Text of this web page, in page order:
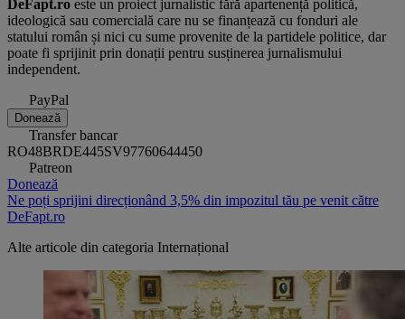
DeFapt.ro este un proiect jurnalistic fără apartenență politică,
ideologică sau comercială care nu se finanțează cu fonduri ale
statului român și nici cu sume provenite de la partidele politice, dar
poate fi sprijinit prin donații pentru susținerea jurnalismului
independent.
PayPal
Donează
Transfer bancar
RO48BRDE445SV97760644450
Patreon
Donează
Ne poți sprijini direcționând 3,5% din impozitul tău pe venit către
DeFapt.ro
Alte articole din categoria Internațional